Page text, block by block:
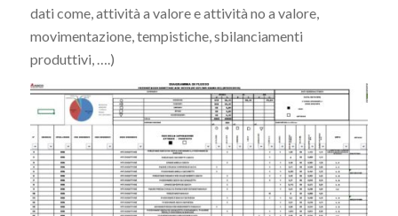
dati come, attività a valore e attività no a valore,
movimentazione, tempistiche, sbilanciamenti
produttivi, ….)